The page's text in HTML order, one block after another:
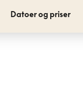
Datoer og priser